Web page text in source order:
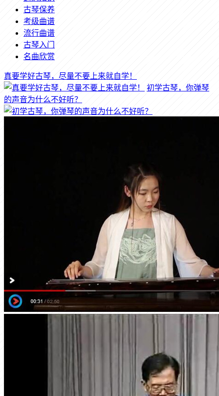
古琴保养
考级曲谱
流行曲谱
古琴入门
名曲欣赏
真要学好古琴，尽量不要上来就自学！
初学古琴，你弹琴
的声音为什么不好听？